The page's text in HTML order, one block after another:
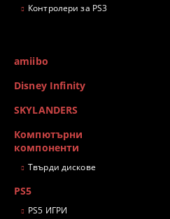
Контролери за PS3
amiibo
Disney Infinity
SKYLANDERS
Компютърни
компоненти
Твърди дискове
PS5
PS5 ИГРИ